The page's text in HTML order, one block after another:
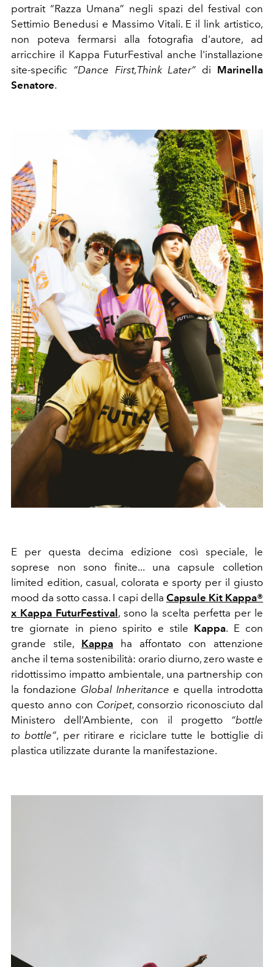
portrait “Razza Umana” negli spazi del festival con
Settimio Benedusi e Massimo Vitali. E il link artistico,
non poteva fermarsi alla fotografia d'autore, ad
arricchire il Kappa FuturFestival anche l'installazione
site-specific “Dance First,Think Later” di Marinella
Senatore.
E per questa decima edizione così speciale, le
soprese non sono finite... una capsule colletion
limited edition, casual, colorata e sporty per il giusto
mood da sotto cassa. I capi della Capsule Kit Kappa®
x Kappa FuturFestival, sono la scelta perfetta per le
tre giornate in pieno spirito e stile Kappa. E con
grande stile, Kappa ha affontato con attenzione
anche il tema sostenibilità: orario diurno, zero waste e
ridottissimo impatto ambientale, una partnership con
la fondazione Global Inheritance e quella introdotta
questo anno con Coripet, consorzio riconosciuto dal
Ministero dell’Ambiente, con il progetto “bottle
to bottle”, per ritirare e riciclare tutte le bottiglie di
plastica utilizzate durante la manifestazione.